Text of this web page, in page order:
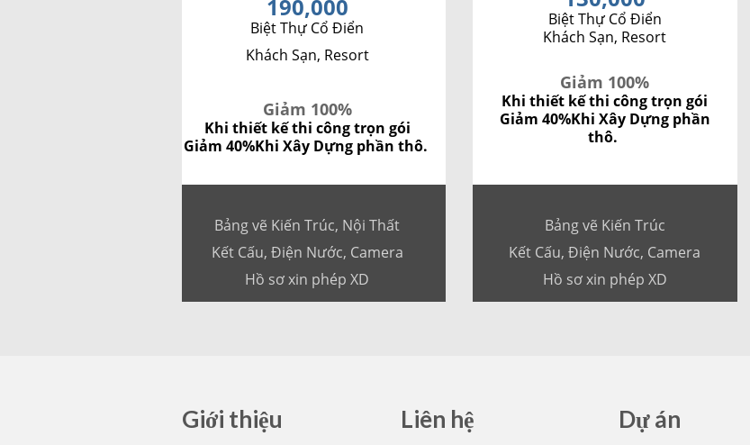
190,000
Biệt Thự Cổ Điển
Khách Sạn, Resort
Giảm 100%
Khi thiết kế thi công trọn gói
Giảm 40%Khi Xây Dựng phần thô.
Bảng vẽ Kiến Trúc, Nội Thất
Kết Cấu, Điện Nước, Camera
Hồ sơ xin phép XD
Biệt Thự Cổ Điển
Khách Sạn, Resort
Giảm 100%
Khi thiết kế thi công trọn gói
Giảm 40%Khi Xây Dựng phần
thô.
Bảng vẽ Kiến Trúc
Kết Cấu, Điện Nước, Camera
Hồ sơ xin phép XD
Giới thiệu Liên hệ Dự án